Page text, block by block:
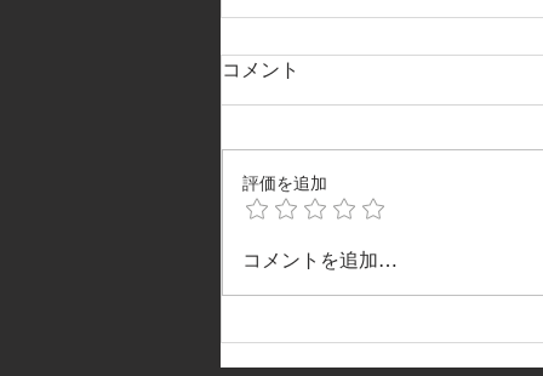
コメント
評価を追加
コメントを追加…